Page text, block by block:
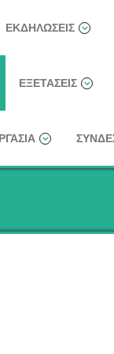
ΕΚΔΗΛΏΣΕΙΣ
ΕΞΕΤΆΣΕΙΣ